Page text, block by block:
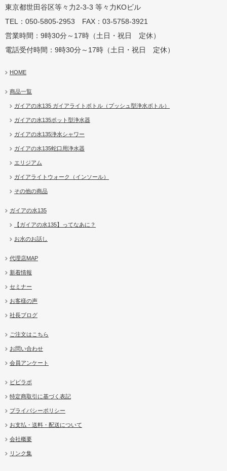
東京都世田谷区等々力2-3-3 等々力KOビル
TEL：050-5805-2953 FAX：03-5758-3921
営業時間：9時30分～17時（土日・祝日 定休）
電話受付時間：9時30分～17時（土日・祝日 定休）
HOME
商品一覧
ガイアの水135 ガイアライトボトル（プッシュ型浄水ボトル）
ガイアの水135ポット型浄水器
ガイアの水135浄水シャワー
ガイアの水135蛇口用浄水器
エリジアム
ガイアライトウォーク（インソール）
その他の商品
ガイアの水135
【ガイアの水135】ってなあに？
お水のお話し
代理店MAP
新着情報
セミナー
お客様の声
社長ブログ
ご注文はこちら
お問い合わせ
会員アンケート
ビビラボ
特定商取引に基づく表記
プライバシーポリシー
お支払・送料・配送について
会社概要
リンク集